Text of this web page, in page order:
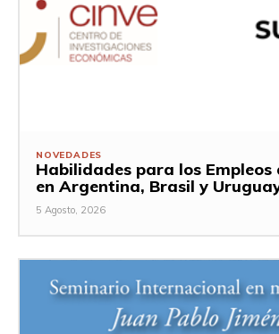
NOVEDADES
Habilidades para los Empleos
en Argentina, Brasil y
5 Agosto, 2026